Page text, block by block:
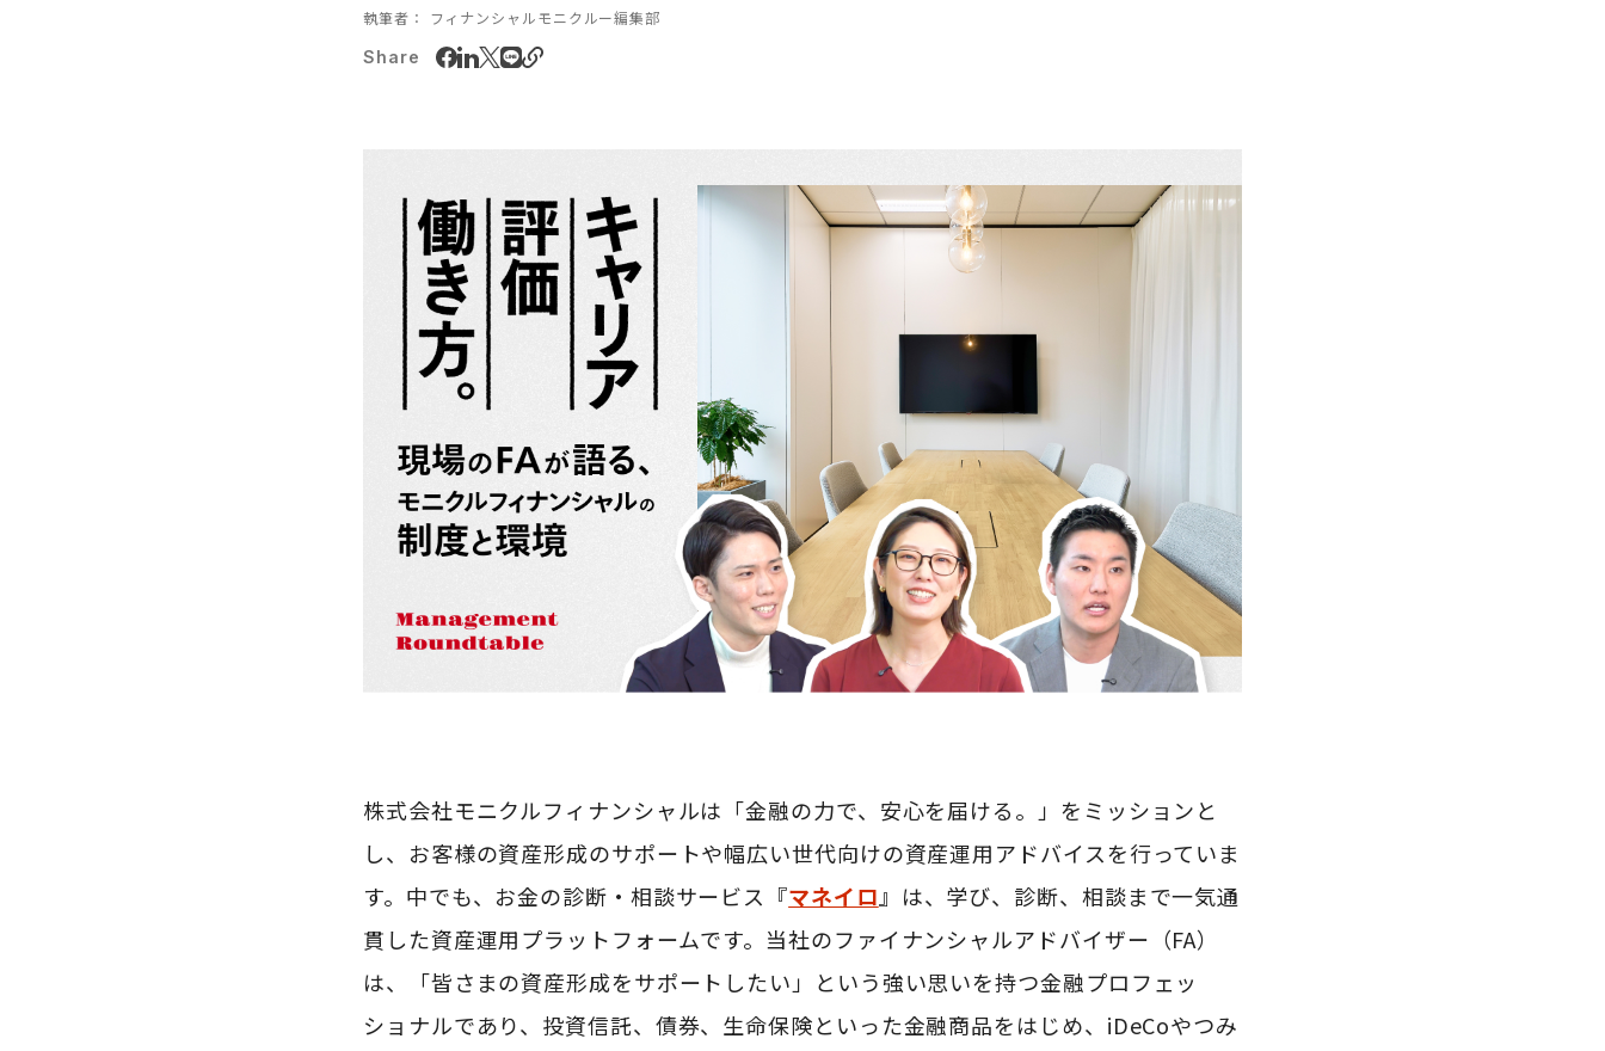
執筆者： フィナンシャルモニクルー編集部
Share
株式会社モニクルフィナンシャルは「金融の力で、安心を届ける。」をミッションと
し、お客様の資産形成のサポートや幅広い世代向けの資産運用アドバイスを行っていま
す。中でも、お金の診断・相談サービス『マネイロ』は、学び、診断、相談まで一気通
貫した資産運用プラットフォームです。当社のファイナンシャルアドバイザー（FA）
は、「皆さまの資産形成をサポートしたい」という強い思いを持つ金融プロフェッ
ショナルであり、投資信託、債券、生命保険といった金融商品をはじめ、iDeCoやつみ